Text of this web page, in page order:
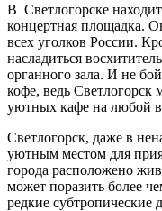
В Светлогорске
концертная площадка.
всех уголков России.
насладиться
органного зала. И не
кофе, ведь Светлогорск
уютных кафе на любой
Светлогорск, даже в
уютным местом для
города расположено
может поразить более
редкие субтропические